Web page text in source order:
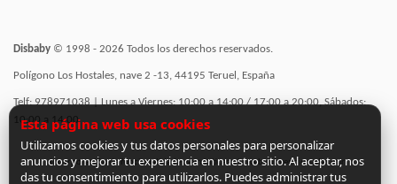
Disbaby © 1998 - 2026 Todos los derechos reservados.
Polígono Los Hostales, nave 2 -13, 44195 Teruel, España
Telf: 978971038 | Lunes a Viernes: 10:00 a 14:00 / 17:00 a 20:00, Sábados:
10:00 a 14:00
Incorporación de funcionalidades semánticas a la web subvencionadas por:
Esta página web usa cookies
Utilizamos cookies y tus datos personales para personalizar
anuncios y mejorar tu experiencia en nuestro sitio. Al aceptar, nos
das tu consentimiento para utilizarlos. Puedes administrar tus